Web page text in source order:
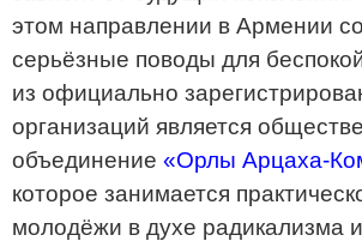
этом направлении в Армении
серьёзные поводы для
из официально
организаций является
объединение «Орлы Арцаха-
которое занимается
молодёжи в духе радикализма